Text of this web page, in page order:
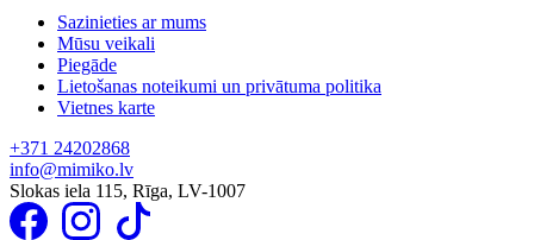
Sazinieties ar mums
Mūsu veikali
Piegāde
Lietošanas noteikumi un privātuma politika
Vietnes karte
+371 24202868
info@mimiko.lv
Slokas iela 115, Rīga, LV-1007